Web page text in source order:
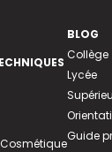
BLOG
Collège
Lycée
Guide